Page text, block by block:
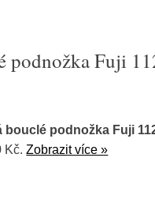
podnožka Fuji
podnožka Fuji
Kč.Zobrazit více »